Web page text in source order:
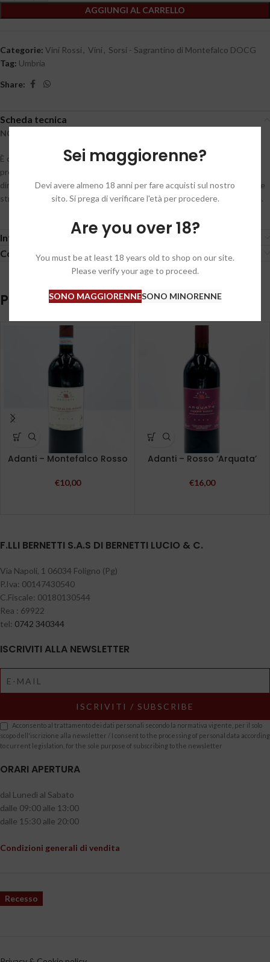
Sei maggiorenne?
Devi avere almeno 18 anni per fare acquisti sul nostro
sito. Si prega di verificare l'età per procedere.
Are you over 18?
You must be at least 18 years old to shop on our site.
Please verify your age to proceed.
SONO MAGGIORENNESONO MINORENNE
AGGIUNGI AL CARRELLO
Categorie: Vini Rossi , Vini , Sorsi - Sagrantino di Montefalco DOCG
Tag: Umbria
Share:
Scheda tecnica
NOTE DI DEGUSTAZIONE
È caratterizzato da un colore rosso granato molto intenso. Al naso
propone profumi tipici di frutta rossa, tabacco e spezie. In bocca
dimostra tutta la personalità del vitigno e del territorio, con una grande
struttura e importanti tannini che gli conferiscono una longevità unica.
Informazioni aggiuntive
Condizioni generali / General conditions
Prodotti correlati
Adanti – Montefalco Rosso
€10,00
Adanti – Rosso ‘Arquata’
€16,00
F.LLI BERNETTI S.A.S DI BERNETTI LUCIO & C.
Via Napoli, 1 06034 Foligno (Pg)
P.Iva: 00147430540
C.Fiscale: 00180130544
Rea : 69922
tel: 0742 340344
ISCRIVITI ALLA NEWSLETTER
Acconsento al trattamento dei dati personali secondo la normativa vigente, per il solo
scopo dell'iscrizione alla newsletter / I consent to the processing of personal data according
to current legislation, for the sole purpose of subscribing to the newsletter
ORARI APERTURA
dal Lunedì al Sabato
dalle 09:00 alle 13:00
dalle 15:30 alle 20:00
Condizioni generali di vendita
Recesso